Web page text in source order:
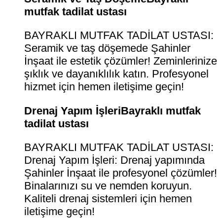
mutfak tadilat ustası
BAYRAKLI MUTFAK TADİLAT USTASI:
Seramik ve taş döşemede Şahinler
İnşaat ile estetik çözümler! Zeminlerinize
şıklık ve dayanıklılık katın. Profesyonel
hizmet için hemen iletişime geçin!
Drenaj Yapım İşleriBayraklı mutfak
tadilat ustası
BAYRAKLI MUTFAK TADİLAT USTASI:
Drenaj Yapım İşleri: Drenaj yapımında
Şahinler İnşaat ile profesyonel çözümler!
Binalarınızı su ve nemden koruyun.
Kaliteli drenaj sistemleri için hemen
iletişime geçin!